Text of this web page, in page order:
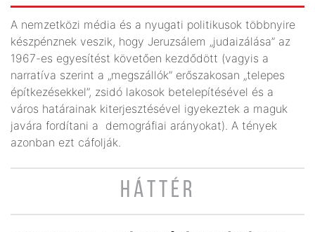
A nemzetközi média és a nyugati politikusok többnyire
készpénznek veszik, hogy Jeruzsálem „judaizálása” az
1967-es egyesítést követően kezdődött (vagyis a
narratíva szerint a „megszállók” erőszakosan „telepes
építkezésekkel”, zsidó lakosok betelepítésével és a
város határainak kiterjesztésével igyekeztek a maguk
javára fordítani a demográfiai arányokat). A tények
azonban ezt cáfolják.
HÁTTÉR